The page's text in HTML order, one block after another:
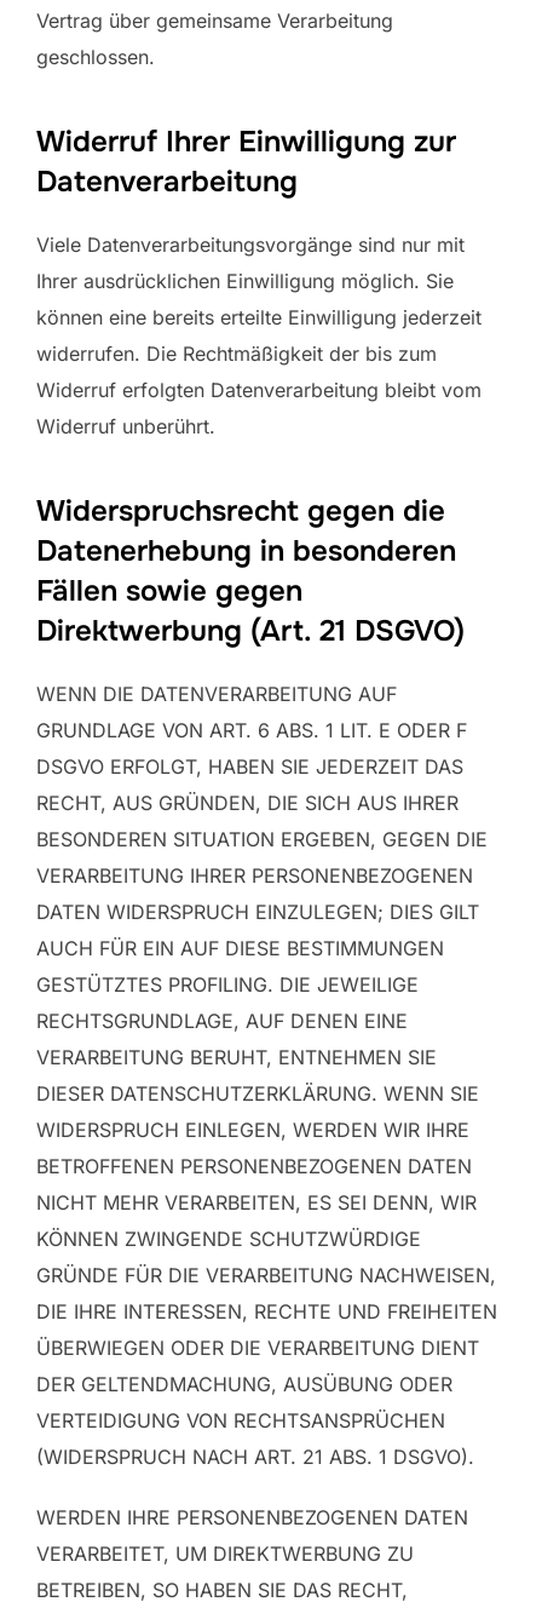
Vertrag über gemeinsame Verarbeitung
geschlossen.
Widerruf Ihrer Einwilligung zur
Datenverarbeitung
Viele Datenverarbeitungsvorgänge sind nur mit
Ihrer ausdrücklichen Einwilligung möglich. Sie
können eine bereits erteilte Einwilligung jederzeit
widerrufen. Die Rechtmäßigkeit der bis zum
Widerruf erfolgten Datenverarbeitung bleibt vom
Widerruf unberührt.
Widerspruchsrecht gegen die
Datenerhebung in besonderen
Fällen sowie gegen
Direktwerbung (Art. 21 DSGVO)
WENN DIE DATENVERARBEITUNG AUF
GRUNDLAGE VON ART. 6 ABS. 1 LIT. E ODER F
DSGVO ERFOLGT, HABEN SIE JEDERZEIT DAS
RECHT, AUS GRÜNDEN, DIE SICH AUS IHRER
BESONDEREN SITUATION ERGEBEN, GEGEN DIE
VERARBEITUNG IHRER PERSONENBEZOGENEN
DATEN WIDERSPRUCH EINZULEGEN; DIES GILT
AUCH FÜR EIN AUF DIESE BESTIMMUNGEN
GESTÜTZTES PROFILING. DIE JEWEILIGE
RECHTSGRUNDLAGE, AUF DENEN EINE
VERARBEITUNG BERUHT, ENTNEHMEN SIE
DIESER DATENSCHUTZERKLÄRUNG. WENN SIE
WIDERSPRUCH EINLEGEN, WERDEN WIR IHRE
BETROFFENEN PERSONENBEZOGENEN DATEN
NICHT MEHR VERARBEITEN, ES SEI DENN, WIR
KÖNNEN ZWINGENDE SCHUTZWÜRDIGE
GRÜNDE FÜR DIE VERARBEITUNG NACHWEISEN,
DIE IHRE INTERESSEN, RECHTE UND FREIHEITEN
ÜBERWIEGEN ODER DIE VERARBEITUNG DIENT
DER GELTENDMACHUNG, AUSÜBUNG ODER
VERTEIDIGUNG VON RECHTSANSPRÜCHEN
(WIDERSPRUCH NACH ART. 21 ABS. 1 DSGVO).
WERDEN IHRE PERSONENBEZOGENEN DATEN
VERARBEITET, UM DIREKTWERBUNG ZU
BETREIBEN, SO HABEN SIE DAS RECHT,